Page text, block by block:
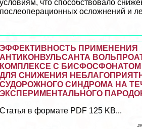
условиям, что способствовало
послеоперационных осложнений и
ЭФФЕКТИВНОСТЬ ПРИМЕНЕНИЯ
АНТИКОНВУЛЬСАНТА
КОМПЛЕКСЕ С
ДЛЯ СНИЖЕНИЯ
СУДОРОЖНОГО СИНДРОМА НА
ЭКСПЕРИМЕНТАЛЬНОГО
Статья в формате PDF 125 KB...
29